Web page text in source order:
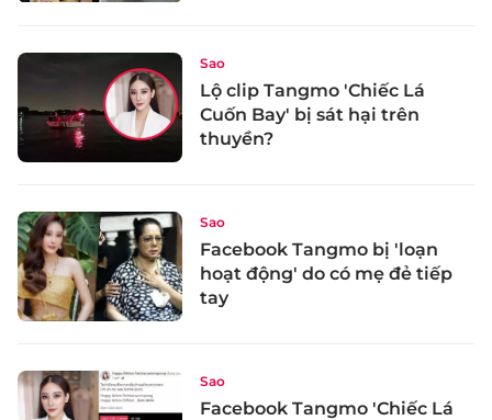
Sao
Lộ clip Tangmo 'Chiếc Lá
Cuốn Bay' bị sát hại trên
thuyền?
Sao
Facebook Tangmo bị 'loạn
hoạt động' do có mẹ đẻ tiếp
tay
Sao
Facebook Tangmo 'Chiếc Lá